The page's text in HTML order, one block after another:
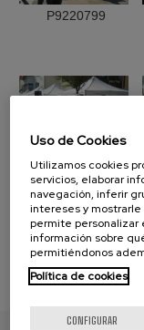
P9220799
P9220802
Uso de Cookies
Utilizamos cookies
servicios, elaborar
navegación, inferir
intereses y mostrarle
permite
información sobre
permitiéndonos
Política de cookies
CONFIGURAR